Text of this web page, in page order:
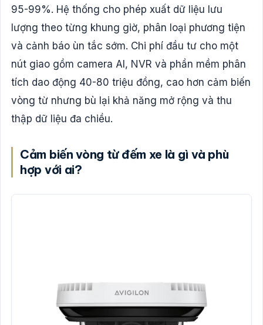
95-99%. Hệ thống cho phép xuất dữ liệu lưu
lượng theo từng khung giờ, phân loại phương tiện
và cảnh báo ùn tắc sớm. Chi phí đầu tư cho một
nút giao gồm camera AI, NVR và phần mềm phân
tích dao động 40-80 triệu đồng, cao hơn cảm biến
vòng từ nhưng bù lại khả năng mở rộng và thu
thập dữ liệu đa chiều.
Cảm biến vòng từ đếm xe là gì và phù
hợp với ai?